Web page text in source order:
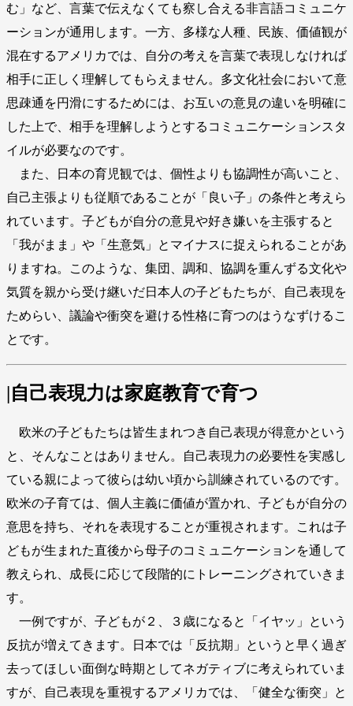
む」など、言葉で伝えなくても察し合える非言語コミュニケ
ーションが通用します。一方、多様な人種、民族、価値観が
混在するアメリカでは、自分の考えを言葉で表現しなければ
相手に正しく理解してもらえません。多文化社会において意
思疎通を円滑にするためには、お互いの意見の違いを明確に
した上で、相手を理解しようとするコミュニケーションスタ
イルが必要なのです。
また、日本の育児観では、個性よりも協調性が高いこと、
自己主張よりも従順であることが「良い子」の条件と考えら
れています。子どもが自分の意見や好き嫌いを主張すると
「我がまま」や「生意気」とマイナスに捉えられることがあ
りますね。このような、集団、調和、協調を重んずる文化や
気質を親から受け継いだ日本人の子どもたちが、自己表現を
ためらい、議論や衝突を避ける性格に育つのはうなずけるこ
とです。
|自己表現力は家庭教育で育つ
欧米の子どもたちは皆生まれつき自己表現が得意かという
と、そんなことはありません。自己表現力の必要性を実感し
ている親によって彼らは幼い頃から訓練されているのです。
欧米の子育ては、個人主義に価値が置かれ、子どもが自分の
意思を持ち、それを表現することが重視されます。これは子
どもが生まれた直後から母子のコミュニケーションを通して
教えられ、成長に応じて段階的にトレーニングされていきま
す。
一例ですが、子どもが２、３歳になると「イヤッ」という
反抗が増えてきます。日本では「反抗期」というと早く過ぎ
去ってほしい面倒な時期としてネガティブに考えられていま
すが、自己表現を重視するアメリカでは、「健全な衝突」と